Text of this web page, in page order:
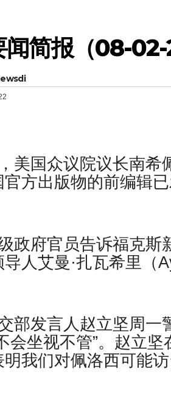
闻简报（08-02-
美国众议院议长南
方出版物的前编辑已
政府官员告诉福克斯
人艾曼·扎瓦希里（
部发言人赵立坚周一
会坐视不管”。赵立
我们对佩洛西可能